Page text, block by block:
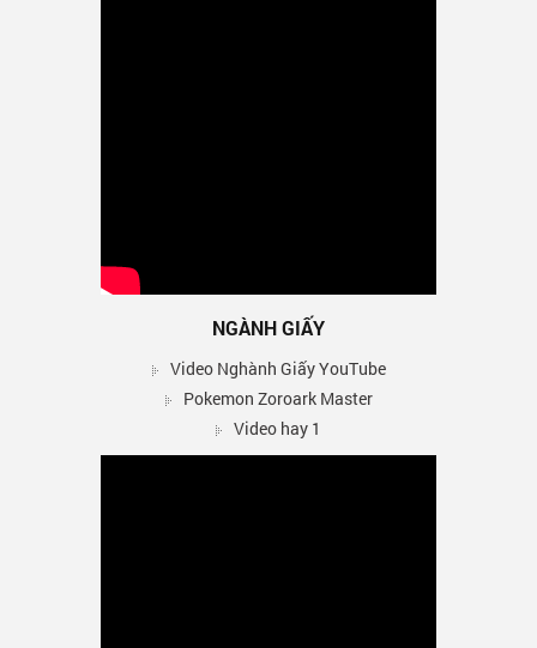
NGÀNH GIẤY
Video Nghành Giấy YouTube
Pokemon Zoroark Master
Video hay 1